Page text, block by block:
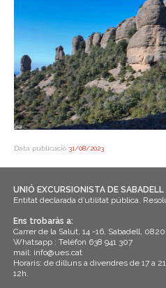
Data publicació 31/08/2023
UNIÓ EXCURSIONISTA DE SABADELL
Entitat declarada d’utilitat pública.
Ens trobaràs a:
Carrer de la Salut, 14 -16, Sabadell,
Whatsapp : Telèfon 638 941 307
mail: info@ues.cat
Horaris: de dilluns a divendres de 17 a
12h.